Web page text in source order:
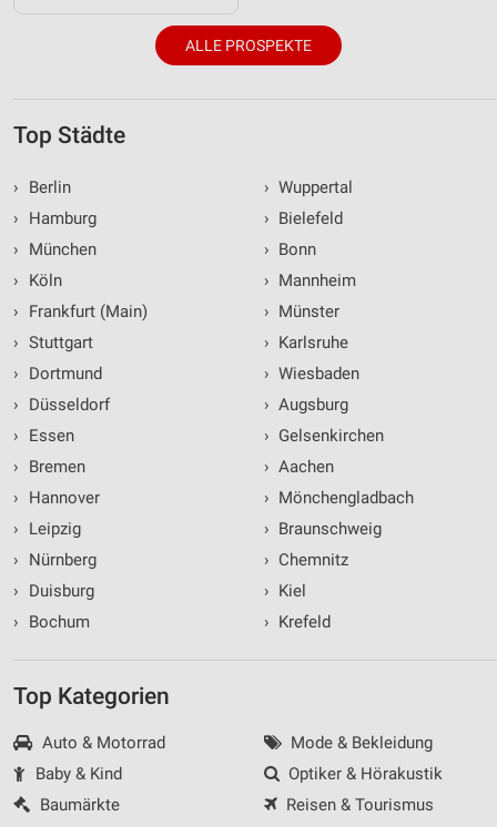
ALLE PROSPEKTE
Top Städte
›
Berlin
›
Hamburg
›
München
›
Köln
›
Frankfurt (Main)
› Stuttgart
›
Dortmund
›
Düsseldorf
›
Essen
›
Bremen
›
Hannover
›
Leipzig
›
Nürnberg
›
Duisburg
›
Bochum
› Wuppertal
› Bielefeld
› Bonn
› Mannheim
› Münster
› Karlsruhe
› Wiesbaden
› Augsburg
› Gelsenkirchen
› Aachen
› Mönchengladbach
› Braunschweig
› Chemnitz
› Kiel
› Krefeld
Top Kategorien
Auto & Motorrad
Baby & Kind
Baumärkte
Mode & Bekleidung
Optiker & Hörakustik
Reisen & Tourismus